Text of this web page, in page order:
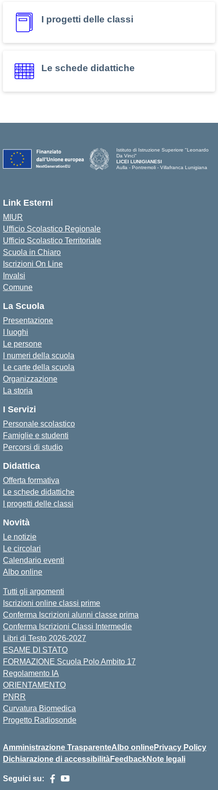
I progetti delle classi
Le schede didattiche
Istituto di Istruzione Superiore "Leonardo
Da Vinci"
LICEI LUNIGIANESI
Aulla - Pontremoli - Villafranca Lunigiana
Link Esterni
MIUR
Ufficio Scolastico Regionale
Ufficio Scolastico Territoriale
Scuola in Chiaro
Iscrizioni On Line
Invalsi
Comune
La Scuola
Presentazione
I luoghi
Le persone
I numeri della scuola
Le carte della scuola
Organizzazione
La storia
I Servizi
Personale scolastico
Famiglie e studenti
Percorsi di studio
Didattica
Offerta formativa
Le schede didattiche
I progetti delle classi
Novità
Le notizie
Le circolari
Calendario eventi
Albo online
Tutti gli argomenti
Iscrizioni online classi prime
Conferma Iscrizioni alunni classe prima
Conferma Iscrizioni Classi Intermedie
Libri di Testo 2026-2027
ESAME DI STATO
FORMAZIONE Scuola Polo Ambito 17
Regolamento IA
ORIENTAMENTO
PNRR
Curvatura Biomedica
Progetto Radiosonde
Amministrazione TrasparenteAlbo onlinePrivacy Policy
Dichiarazione di accessibilitàFeedbackNote legali
Seguici su: